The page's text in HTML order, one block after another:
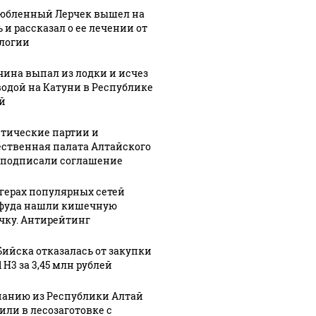
с 1945: чего
всем нам?
В магазинах России
ажиотаж из-за этого
30 ноября, 10:27
крае
назначили
министра
Лерчек вышел на
и рассказал о ее лечении от
выпал из лодки и исчез
на Катуни в Республике
партии и
палата Алтайского
соглашение
популярных сетей
нашли кишечную
Антирейтинг
отказалась от закупки
H3 за 3,45 млн рублей
из Республики Алтай
в лесозаготовке с